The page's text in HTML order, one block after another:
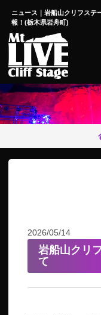
ニュース｜岩船山クリフステ
報！(栃木県岩舟町)
2026/05/14
岩船山クリ
て